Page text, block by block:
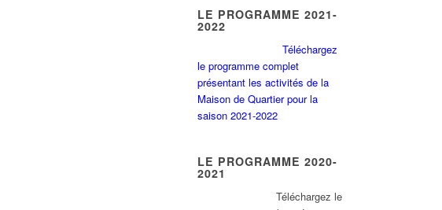
LE PROGRAMME 2021-
2022
Téléchargez
le programme complet
présentant les activités de la
Maison de Quartier pour la
saison 2021-2022
LE PROGRAMME 2020-
2021
Téléchargez le